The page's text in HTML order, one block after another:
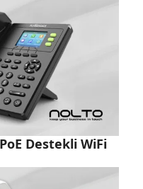
Destekli WiFi